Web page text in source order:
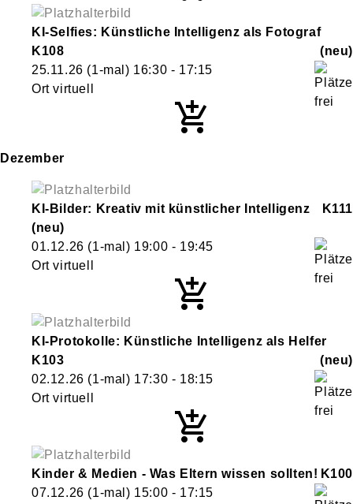
KI-Selfies: Künstliche Intelligenz als Fotograf
K108
neu
25.11.26 (1-mal) 16:30 - 17:15
Ort virtuell
Dezember
KI-Bilder: Kreativ mit künstlicher Intelligenz
K111
neu
01.12.26 (1-mal) 19:00 - 19:45
Ort virtuell
KI-Protokolle: Künstliche Intelligenz als Helfer
K103
neu
02.12.26 (1-mal) 17:30 - 18:15
Ort virtuell
Kinder & Medien - Was Eltern wissen sollten! K100
07.12.26 (1-mal) 15:00 - 17:15